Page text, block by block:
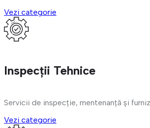
Vezi categorie
Inspecții Tehnice
Servicii de inspecție, mentenanță și
Vezi categorie